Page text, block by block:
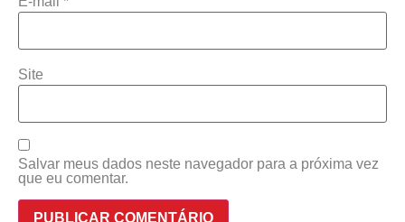
Site
Salvar meus dados neste navegador para a próxima vez
que eu comentar.